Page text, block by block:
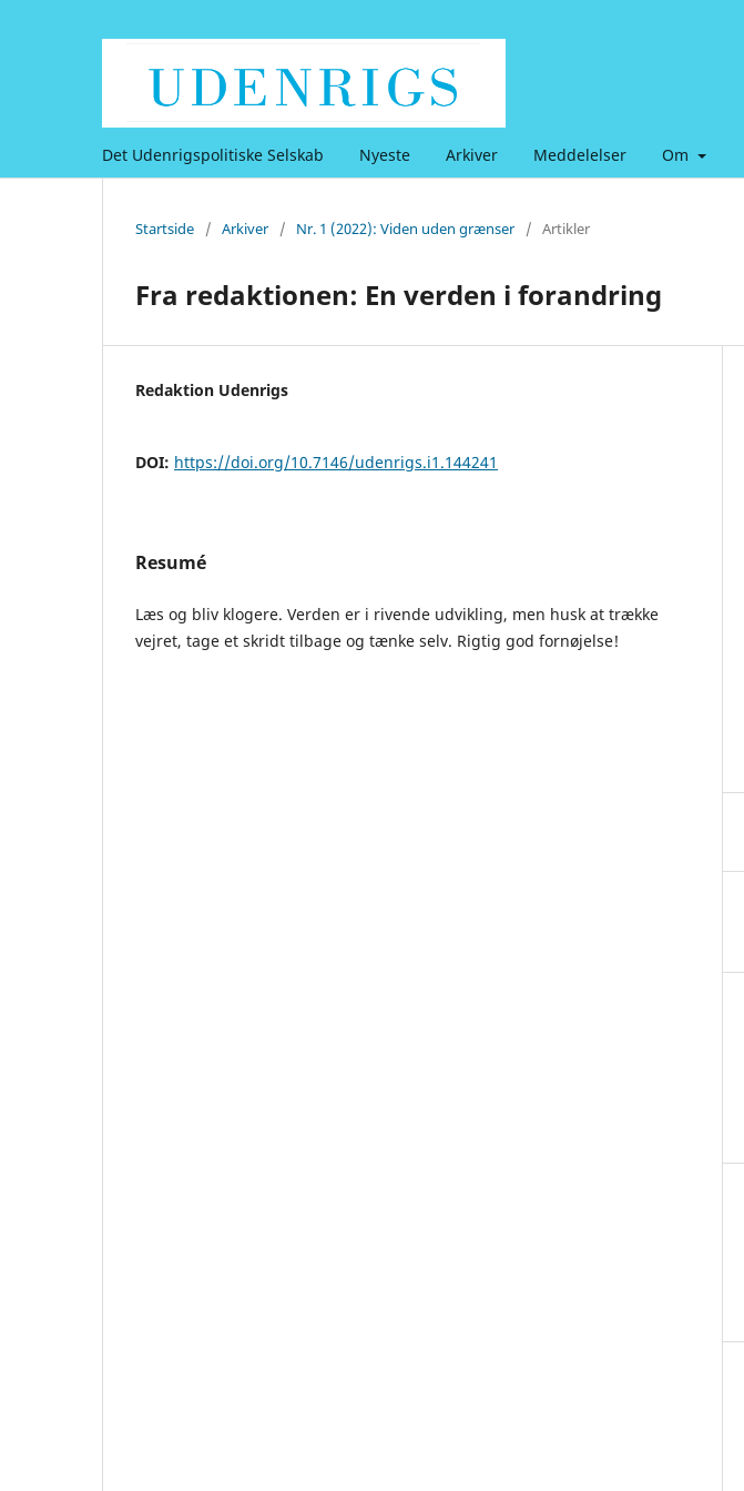
Det Udenrigspolitiske Selskab Nyeste Arkiver Meddelelser Om
Startside / Arkiver / Nr. 1 (2022): Viden uden grænser / Artikler
Fra redaktionen: En verden i forandring
Redaktion Udenrigs
DOI: https://doi.org/10.7146/udenrigs.i1.144241
Resumé
Læs og bliv klogere. Verden er i rivende udvikling, men husk at trække
vejret, tage et skridt tilbage og tænke selv. Rigtig god fornøjelse!